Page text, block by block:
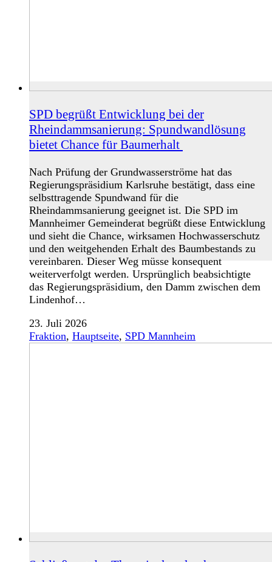
SPD begrüßt Entwicklung bei der
Rheindammsanierung: Spundwandlösung
bietet Chance für Baumerhalt
Nach Prüfung der Grundwasserströme hat das
Regierungspräsidium Karlsruhe bestätigt, dass eine
selbsttragende Spundwand für die
Rheindammsanierung geeignet ist. Die SPD im
Mannheimer Gemeinderat begrüßt diese Entwicklung
und sieht die Chance, wirksamen Hochwasserschutz
und den weitgehenden Erhalt des Baumbestands zu
vereinbaren. Dieser Weg müsse konsequent
weiterverfolgt werden. Ursprünglich beabsichtigte
das Regierungspräsidium, den Damm zwischen dem
Lindenhof…
23. Juli 2026
Fraktion, Hauptseite, SPD Mannheim